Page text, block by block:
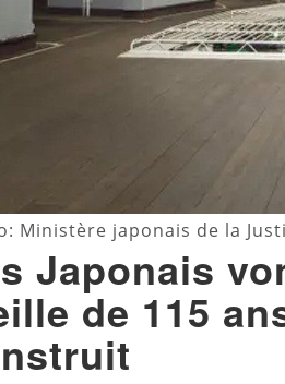
Ministère japonais de la
Japonais
de 115